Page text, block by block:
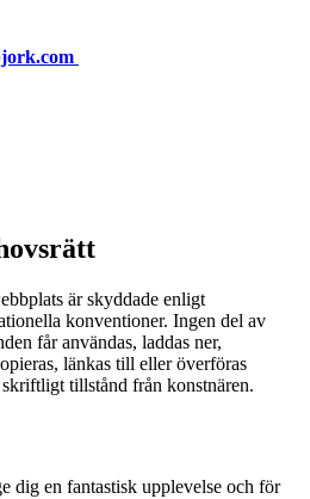
är skyddade enligt
konventioner. Ingen del av
får användas, laddas ner,
länkas till eller överföras
tillstånd från konstnären.
dig en fantastisk upplevelse och för